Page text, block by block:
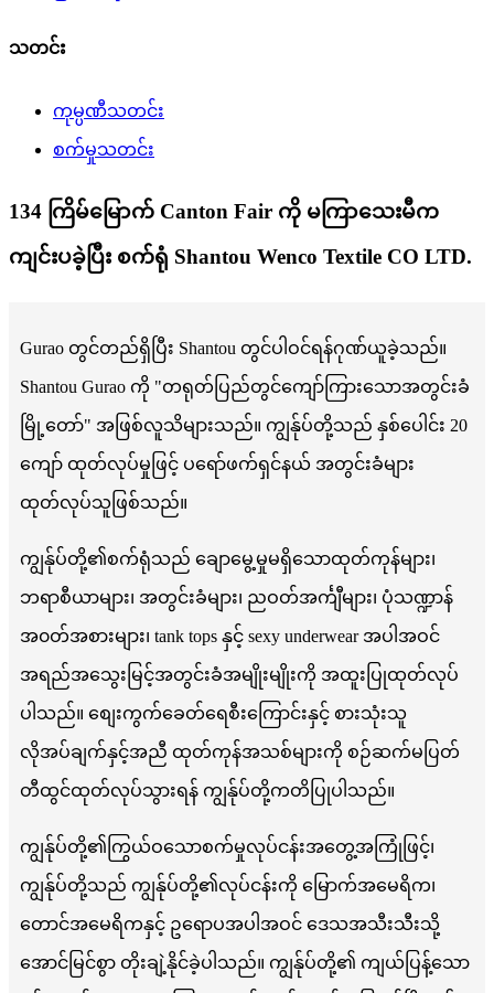
သတင်း
ကုမ္ပဏီသတင်း
စက်မှုသတင်း
134 ကြိမ်မြောက် Canton Fair ကို မကြာသေးမီက
ကျင်းပခဲ့ပြီး စက်ရုံ Shantou Wenco Textile CO LTD.
Gurao တွင်တည်ရှိပြီး Shantou တွင်ပါဝင်ရန်ဂုဏ်ယူခဲ့သည်။
Shantou Gurao ကို "တရုတ်ပြည်တွင်ကျော်ကြားသောအတွင်းခံ
မြို့တော်" အဖြစ်လူသိများသည်။ ကျွန်ုပ်တို့သည် နှစ်ပေါင်း 20
ကျော် ထုတ်လုပ်မှုဖြင့် ပရော်ဖက်ရှင်နယ် အတွင်းခံများ
ထုတ်လုပ်သူဖြစ်သည်။
ကျွန်ုပ်တို့၏စက်ရုံသည် ချောမွေ့မှုမရှိသောထုတ်ကုန်များ၊
ဘရာစီယာများ၊ အတွင်းခံများ၊ ညဝတ်အင်္ကျီများ၊ ပုံသဏ္ဍာန်
အ၀တ်အစားများ၊ tank tops နှင့် sexy underwear အပါအဝင်
အရည်အသွေးမြင့်အတွင်းခံအမျိုးမျိုးကို အထူးပြုထုတ်လုပ်
ပါသည်။ စျေးကွက်ခေတ်ရေစီးကြောင်းနှင့် စားသုံးသူ
လိုအပ်ချက်နှင့်အညီ ထုတ်ကုန်အသစ်များကို စဉ်ဆက်မပြတ်
တီထွင်ထုတ်လုပ်သွားရန် ကျွန်ုပ်တို့ကတိပြုပါသည်။
ကျွန်ုပ်တို့၏ကြွယ်ဝသောစက်မှုလုပ်ငန်းအတွေ့အကြုံဖြင့်၊
ကျွန်ုပ်တို့သည် ကျွန်ုပ်တို့၏လုပ်ငန်းကို မြောက်အမေရိက၊
တောင်အမေရိကနှင့် ဥရောပအပါအဝင် ဒေသအသီးသီးသို့
အောင်မြင်စွာ တိုးချဲ့နိုင်ခဲ့ပါသည်။ ကျွန်ုပ်တို့၏ ကျယ်ပြန့်သော